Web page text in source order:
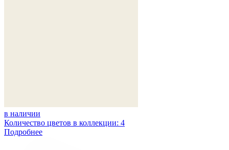
в наличии
Количество цветов в коллекции: 4
Подробнее